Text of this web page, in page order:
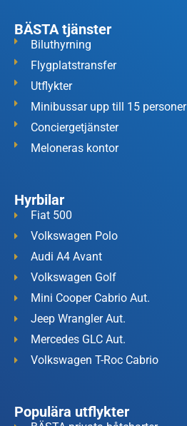
BÄSTA tjänster
Biluthyrning
Flygplatstransfer
Utflykter
Minibussar upp till 15 personer
Conciergetjänster
Meloneras kontor
Hyrbilar
Fiat 500
Volkswagen Polo
Audi A4 Avant
Volkswagen Golf
Mini Cooper Cabrio Aut.
Jeep Wrangler Aut.
Mercedes GLC Aut.
Volkswagen T-Roc Cabrio
Populära utflykter